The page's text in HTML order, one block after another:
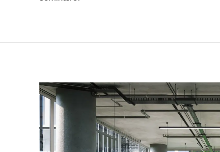
Belgique
Biélorussie(BY)
Bulgaria
Canada (CA)
Chine(CN)